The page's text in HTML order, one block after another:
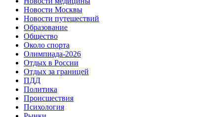
Новости Москвы
Новости путешествий
Образование
Общество
Около спорта
Олимпиада-2026
Отдых в России
Отдых за границей
ПДД
Политика
Происшествия
Психология